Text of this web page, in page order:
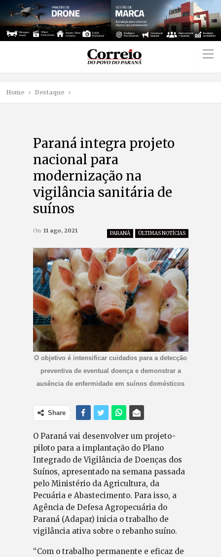
Home Destaque
Paraná integra projeto
nacional para
modernização na
vigilância sanitária de
suínos
PARANÁ ÚLTIMAS NOTÍCIAS
On 11 ago, 2021
O objetivo é intensificar cuidados para a detecção
preventiva de eventual doença e demonstrar a
ausência de enfermidade em suínos domésticos
Share
O Paraná vai desenvolver um projeto-
piloto para a implantação do Plano
Integrado de Vigilância de Doenças dos
Suínos, apresentado na semana passada
pelo Ministério da Agricultura, da
Pecuária e Abastecimento. Para isso, a
Agência de Defesa Agropecuária do
Paraná (Adapar) inicia o trabalho de
vigilância ativa sobre o rebanho suíno.
“Com o trabalho permanente e eficaz de